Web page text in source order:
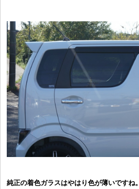
純正の着色ガラスはやはり色が薄いですね。